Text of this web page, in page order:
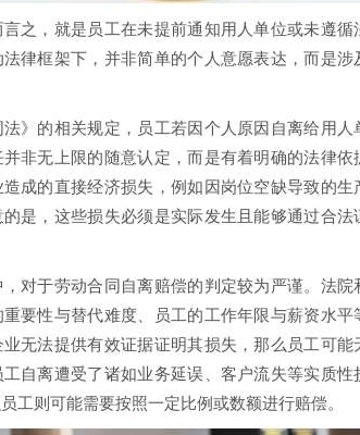
，就是员工在未提前通知用人单位或未遵循
律框架下，并非简单的个人意愿表达，而是
的相关规定，员工若因个人原因自离给用人
非无上限的随意认定，而是有着明确的法律
成的直接经济损失，例如因岗位空缺导致的
是，这些损失必须是实际发生且能够通过合
于劳动合同自离赔偿的判定较为严谨。法院
要性与替代难度、员工的工作年限与薪资水
无法提供有效证据证明其损失，那么员工可
自离遭受了诸如业务延误、客户流失等实质
工则可能需要按照一定比例或数额进行赔偿。